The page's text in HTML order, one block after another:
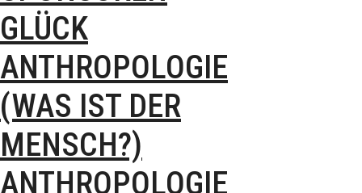
GLÜCK
ANTHROPOLOGIE
(WAS IST DER
MENSCH?)
ANTHROPOLOGIE